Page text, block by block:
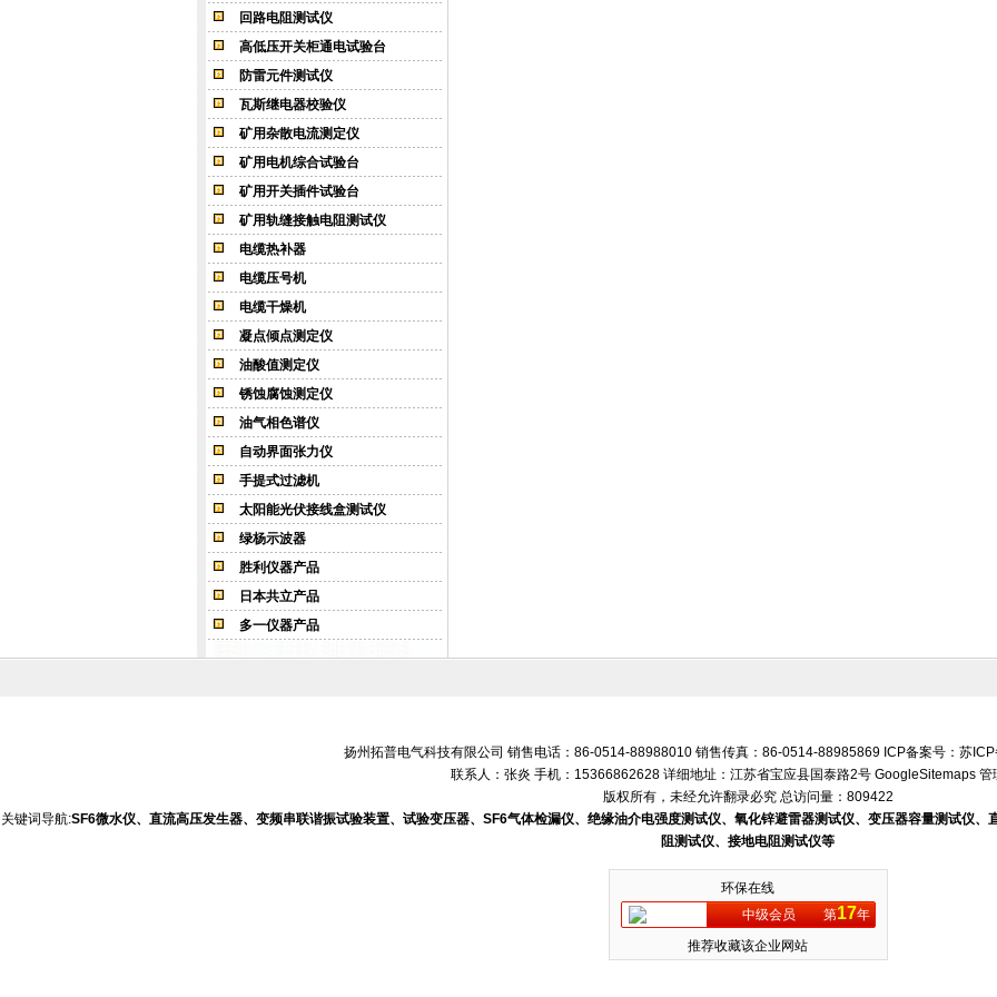
回路电阻测试仪
高低压开关柜通电试验台
防雷元件测试仪
瓦斯继电器校验仪
矿用杂散电流测定仪
矿用电机综合试验台
矿用开关插件试验台
矿用轨缝接触电阻测试仪
电缆热补器
电缆压号机
电缆干燥机
凝点倾点测定仪
油酸值测定仪
锈蚀腐蚀测定仪
油气相色谱仪
自动界面张力仪
手提式过滤机
太阳能光伏接线盒测试仪
绿杨示波器
胜利仪器产品
日本共立产品
多一仪器产品
扬州拓普电气科技有限公司 销售电话：86-0514-88988010 销售传真：86-0514-88985869 ICP备案号： 苏
联系人：张炎 手机：15366862628 详细地址：江苏省宝应县国泰路2号 GoogleSitemaps 管
版权所有，未经允许翻录必究 总访问量：809422
关键词导航:SF6微水仪、直流高压发生器、变频串联谐振试验装置、试验变压器、SF6气体检漏仪、绝缘油介电强度测试仪、氧化锌避雷器测试仪、变压器容量测试仪
阻测试仪、接地电阻测试仪等
环保在线
中级会员
第17年
推荐收藏该企业网站